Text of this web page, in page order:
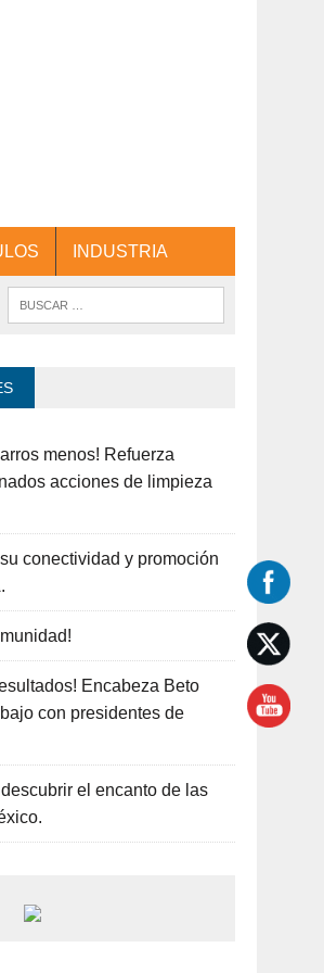
INDUSTRIA
menos! Refuerza
acciones de limpieza
conectividad y promoción
Encabeza Beto
con presidentes de
el encanto de las